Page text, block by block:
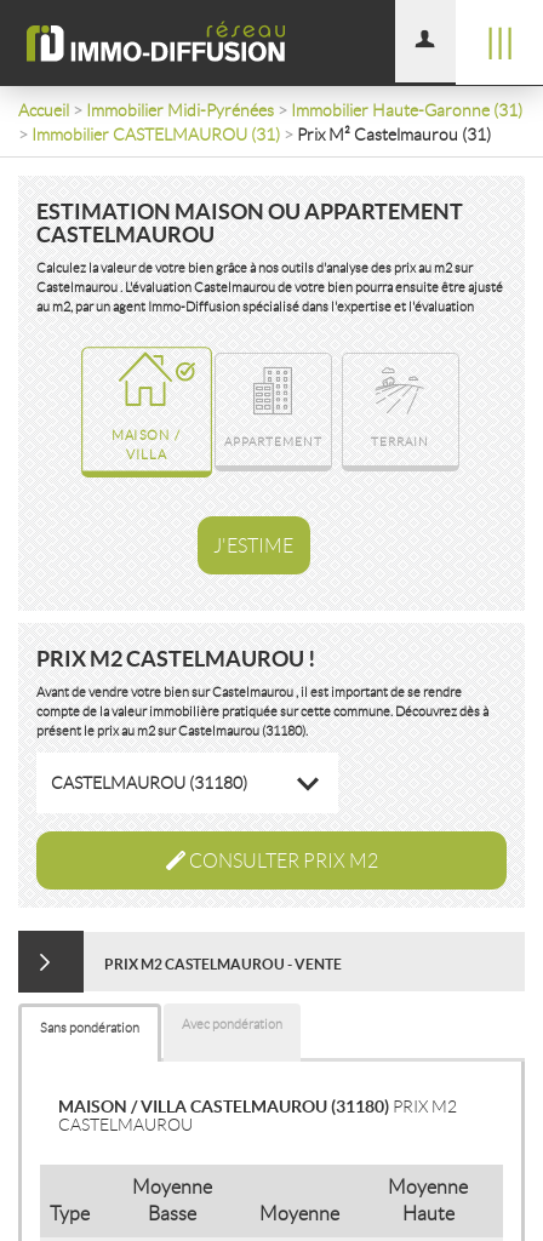
Accueil > Immobilier Midi-Pyrénées > Immobilier Haute-Garonne (31)
> Immobilier CASTELMAUROU (31) > Prix M² Castelmaurou (31)
ESTIMATION MAISON OU APPARTEMENT
CASTELMAUROU
Calculez la valeur de votre bien grâce à nos outils d'analyse des prix au m2 sur
Castelmaurou . L'évaluation Castelmaurou de votre bien pourra ensuite être ajusté
au m2, par un agent Immo-Diffusion spécialisé dans l'expertise et l'évaluation
MAISON /
VILLA
APPARTEMENT TERRAIN
J'ESTIME
PRIX M2 CASTELMAUROU !
Avant de vendre votre bien sur Castelmaurou , il est important de se rendre
compte de la valeur immobilière pratiquée sur cette commune. Découvrez dès à
présent le prix au m2 sur Castelmaurou (31180).
CASTELMAUROU (31180)
CONSULTER PRIX M2
PRIX M2 CASTELMAUROU - VENTE
Sans pondération Avec pondération
MAISON / VILLA CASTELMAUROU (31180) PRIX M2
CASTELMAUROU
Type
Moyenne
Basse
Moyenne
Moyenne
Haute